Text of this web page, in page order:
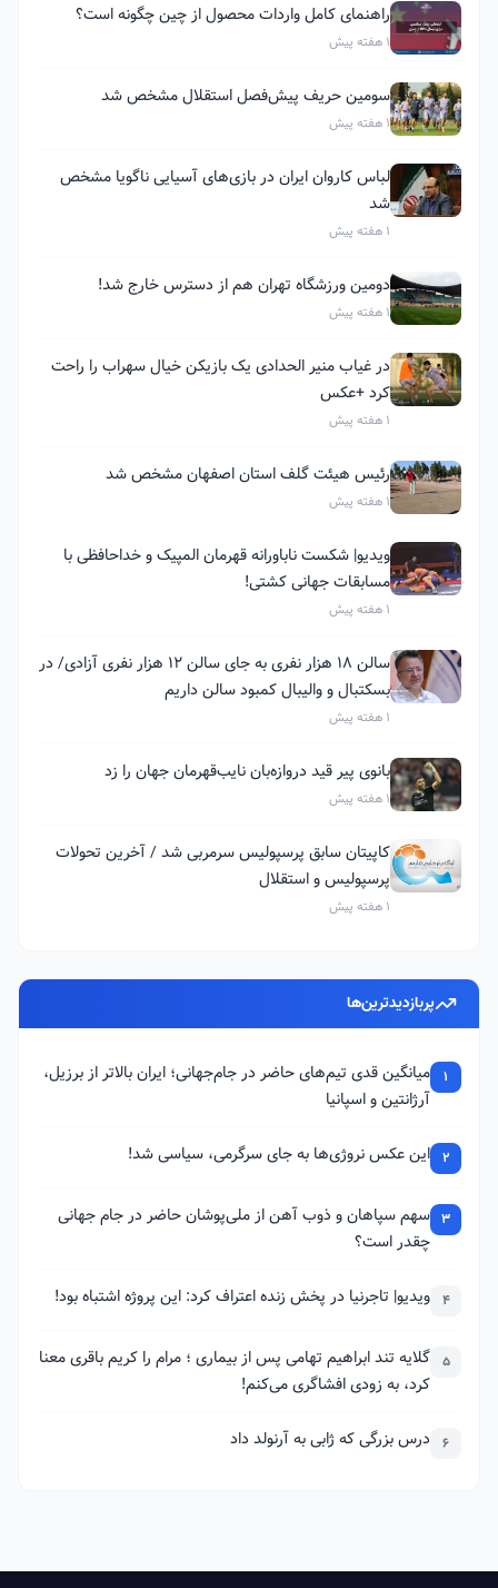
راهنمای کامل واردات محصول از چین چگونه است؟
1 هفته پیش
سومین حریف پیش‌فصل استقلال مشخص شد
1 هفته پیش
لباس کاروان ایران در بازی‌های آسیایی ناگویا مشخص
شد
1 هفته پیش
دومین ورزشگاه تهران هم از دسترس خارج شد!
1 هفته پیش
در غیاب منیر الحدادی یک بازیکن خیال سهراب را راحت
کرد +عکس
1 هفته پیش
رئیس هیئت گلف استان اصفهان مشخص شد
1 هفته پیش
ویدیو| شکست ناباورانه قهرمان المپیک و خداحافظی با
مسابقات جهانی کشتی!
1 هفته پیش
سالن ۱۸ هزار نفری به جای سالن ۱۲ هزار نفری آزادی/ در
بسکتبال و والیبال کمبود سالن داریم
1 هفته پیش
بانوی پیر قید دروازه‌بان نایب‌قهرمان جهان را زد
1 هفته پیش
کاپیتان سابق پرسپولیس سرمربی شد / آخرین تحولات
پرسپولیس و استقلال
1 هفته پیش
پربازدیدترین‌ها
1
میانگین قدی تیم‌های حاضر در جام‌جهانی؛ ایران بالاتر از برزیل،
آرژانتین و اسپانیا
2 این عکس نروژی‌ها به جای سرگرمی، سیاسی شد!
3 سهم سپاهان و ذوب آهن از ملی‌پوشان حاضر در جام جهانی
چقدر است؟
4 ویدیو| تاجرنیا در پخش زنده اعتراف کرد: این پروژه اشتباه بود!
5 گلایه تند ابراهیم تهامی پس از بیماری ؛ مرام را کریم باقری معنا
کرد، به زودی افشاگری می‌کنم!
6 درس بزرگی که ژابی به آرنولد داد